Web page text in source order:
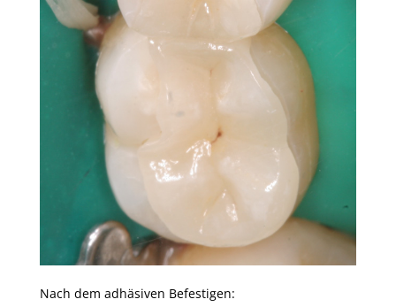
Nach dem adhäsiven Befestigen: